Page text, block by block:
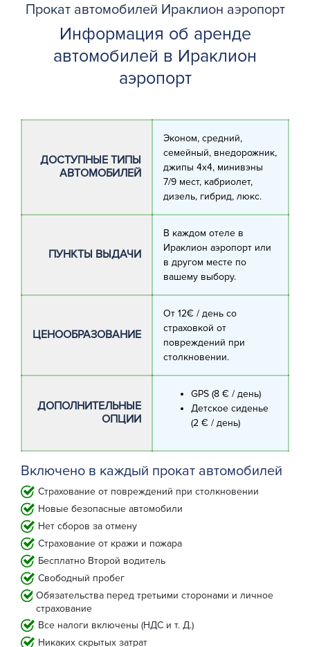
Прокат автомобилей Ираклион аэропорт
Информация об аренде
автомобилей в Ираклион
аэропорт
ДОСТУПНЫЕ ТИПЫ
АВТОМОБИЛЕЙ
Эконом, средний,
семейный, внедорожник,
джипы 4х4, минивэны
7/9 мест, кабриолет,
дизель, гибрид, люкс.
ПУНКТЫ ВЫДАЧИ
В каждом отеле в
Ираклион аэропорт или
в другом месте по
вашему выбору.
ЦЕНООБРАЗОВАНИЕ
От 12€ / день со
страховкой от
повреждений при
столкновении.
ДОПОЛНИТЕЛЬНЫЕ
ОПЦИИ
GPS (8 € / день)
Детское сиденье
(2 € / день)
Включено в каждый прокат автомобилей
Страхование от повреждений при столкновении
Новые безопасные автомобили
Нет сборов за отмену
Страхование от кражи и пожара
Бесплатно Второй водитель
Свободный пробег
Обязательства перед третьими сторонами и личное
страхование
Все налоги включены (НДС и т. Д.)
Никаких скрытых затрат